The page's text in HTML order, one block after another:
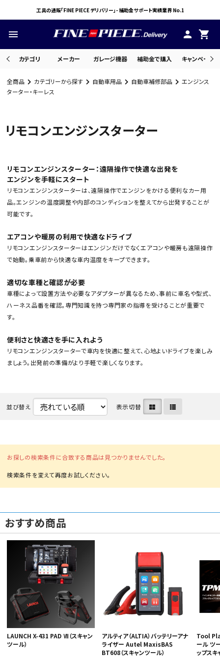
工具の通販「FINE PIECE デリバリー」- 補助金サポート実績業界 No.1
menu person shopping_cart
カテゴリ メーカー ガレージ機器 補助金で購入 キャンペーン
ACCOUNT MENU
meeting_room ログイン person 会員登録
カテゴリから選ぶ
ガレージ機器
全商品 カテゴリーから探す 自動車用品 自動車補修部品
エンジンス
ターター・キーレス
リモコンエンジンスターター
リモコンエンジンスターター：遠隔操作で快適な出発を
エンジンを手軽にスタート
リモコンエンジンスターターは、遠隔操作でエンジンをかける便利なカー用
品。エンジンの温度調整や内部のコンディションを整えてから出発することが
可能です。
エアコンや暖房の利用で快適なドライブ
リモコンエンジンスターターはエンジンだけでなくエアコンや暖房も遠隔操作
で始動。乗車前から快適な車内温度をキープできます。
適切な車種と確認が必要
車種によって設置方法や必要なアダプターが異なるため、事前に車名や型式、
ハーネス品番を確認。専門知識を持つ専門家の指導を受けることが重要で
す。
便利さと快適さを手に入れよう
リモコンエンジンスターターで車内を快適に整えて、心地よいドライブを楽しみ
ましょう。出発前の準備がより手軽で楽しくなります。
並び替え 表示切替
お探しの検索条件に合致する商品は見つかりませんでした。
おすすめ商品
LAUNCH X-431 PAD Ⅶ（スキャン
ツール）
アルティア（ALTIA）バッテリーアナ
ライザー Autel MaxisBAS
BT608（スキャンツール）
Tool
ール ツ
ップス